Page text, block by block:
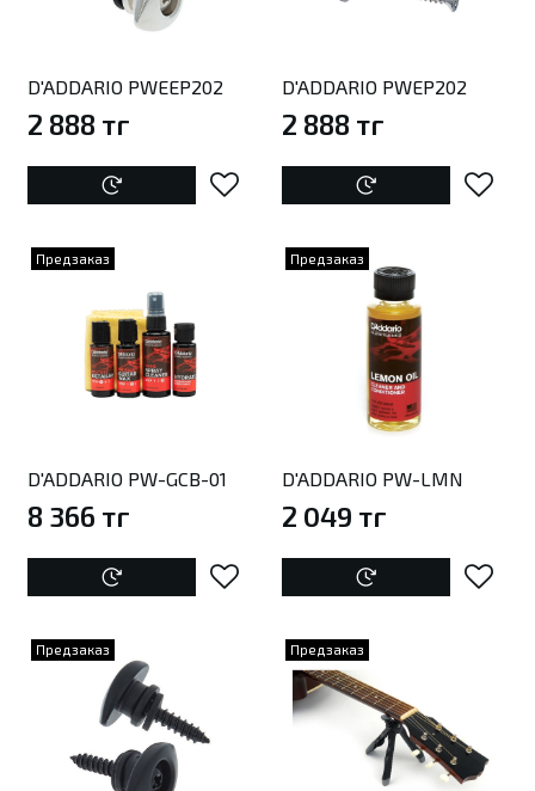
D'ADDARIO PWEEP202
2 888 тг
D'ADDARIO PWEP202
2 888 тг
Предзаказ
D'ADDARIO PW-GCB-01
8 366 тг
Предзаказ
D'ADDARIO PW-LMN
2 049 тг
Предзаказ Предзаказ